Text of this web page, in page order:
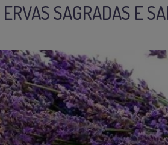
SAGRADAS E